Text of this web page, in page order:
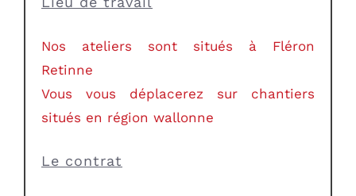
Nos ateliers sont situés à Fléron
Retinne
Vous vous déplacerez sur chantiers
situés en région wallonne
Le contrat